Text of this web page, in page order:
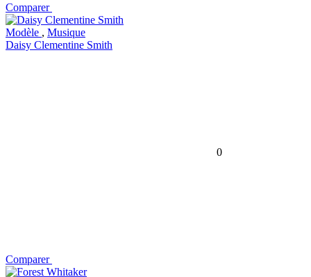
Comparer
Modèle , Musique
Daisy Clementine Smith
0
Comparer